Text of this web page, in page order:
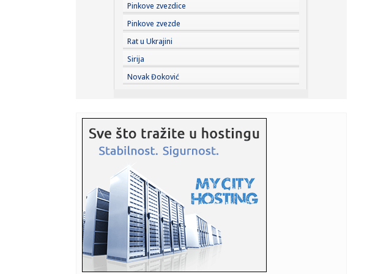
19:51:Preminuo Vilijam Orbit: Sarađivao sa Madonom, Britni
Spirs i bro...
19:51:Samed Baždar novi fudbaler Sent Trudena
19:51:Nisu obični pacovi: Ove životinje otkrivaju mine i pronalaze
ob...
19:51: Dunav na rekordno niskom nivou: Brodovi zapeli, pojavili
se velik...
19:51:
Amerike "zar...
19:51:Volkswagen sprema zaokret, planira prvi pikap
proizveden u Americ...
19:49:Veliki požar u Grudama: Gori više od 40 hektara,
angažovani Ai...
19:49:Šta od voća smijete unijeti u Hrvatsku iz BiH: Kazne mogu
Pinkove zvezdice
Pinkove zvezde
Rat u Ukrajini
Sirija
Novak Đoković